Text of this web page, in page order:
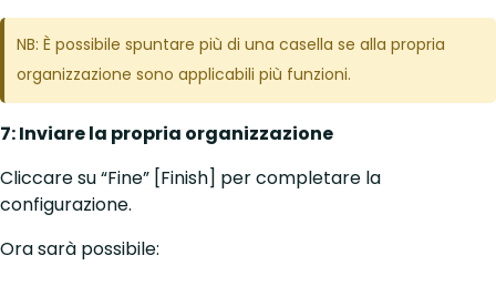
NB: È possibile spuntare più di una casella se alla propria
organizzazione sono applicabili più funzioni.
7: Inviare la propria organizzazione
Cliccare su “Fine” [Finish] per completare la
configurazione.
Ora sarà possibile: